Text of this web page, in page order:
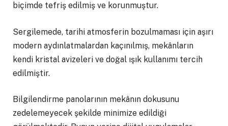
biçimde tefriş edilmiş ve korunmuştur.
Sergilemede, tarihi atmosferin bozulmaması için aşırı
modern aydınlatmalardan kaçınılmış, mekânların
kendi kristal avizeleri ve doğal ışık kullanımı tercih
edilmiştir.
Bilgilendirme panolarının mekânın dokusunu
zedelemeyecek şekilde minimize edildiği